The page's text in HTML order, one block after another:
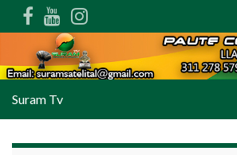
Suram Tv